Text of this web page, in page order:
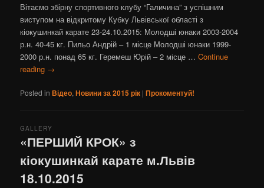
Вітаємо збірну спортивного клубу “Галичина” з успішним
виступом на відкритому Кубку Львівської області з
кіокушинкай карате 23-24.10.2015: Молодші юнаки 2003-2004
р.н. 40-45 кг. Пильо Андрій – 1 місце Молодші юнаки 1999-
2000 р.н. понад 65 кг. Геремеш Юрій – 2 місце …Continue
reading →
Posted in Відео,Новини за 2015 рік |Прокоментуй!
«ПЕРШИЙ КРОК» з
кіокушинкай карате м.Львів
18.10.2015
GALLERY